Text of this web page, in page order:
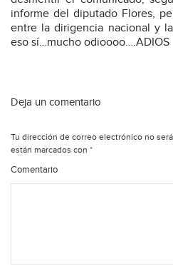
informe del diputado Flores,
entre la dirigencia nacional y
eso sí…mucho odioooo….ADIOS
Deja un comentario
Tu dirección de correo electrónico no
están marcados con *
Comentario